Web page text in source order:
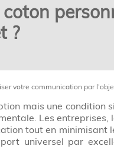
?
votre communication par
mais une
Les
tout en minimisant
universel par